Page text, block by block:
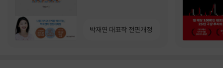
박재연 대표작 전면개정